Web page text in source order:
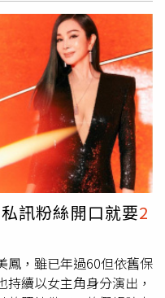
超雲及弟弟何猷啟都不
吃回門家宴。婚禮前在飯
合照。（圖／翻攝自竇驍
里島機+酒，這場海島婚
十足，他們也大手筆聘
傳出花費了近2億台
有頂級品牌的乳霜和高
更寫出「玲瓏骰子安紅
我們要開啟新的人生
喜悅。我們將共擔風雨
大家一路以來的陪伴和
）上。」，竇驍也貼
三餐四季」，而何超蓮也
滿溢。何超蓮婚禮賓客
訊粉絲開口就要2
鳳，雖已年過60但依舊保
續以女主角身分演出，